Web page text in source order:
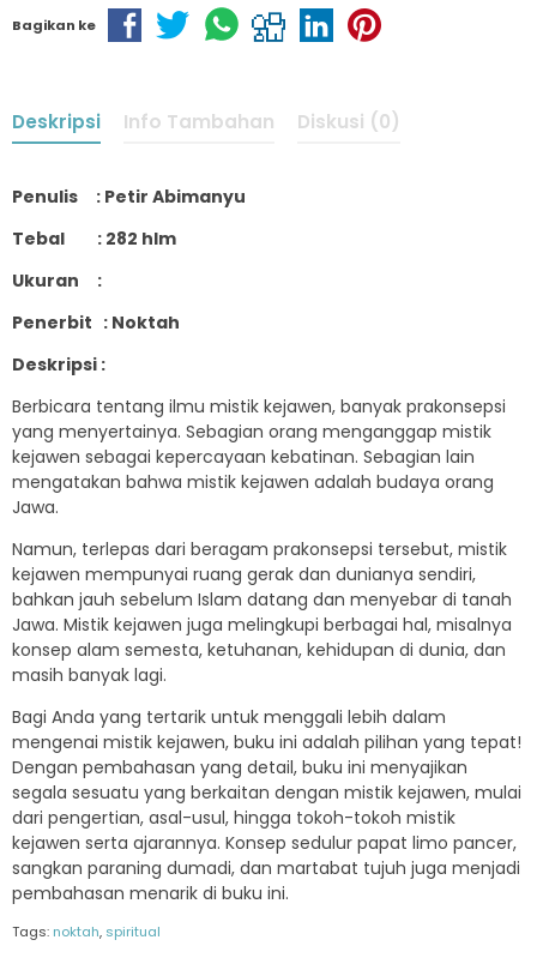
Bagikan ke
Deskripsi Info Tambahan Diskusi (0)
Penulis : Petir Abimanyu
Tebal : 282 hlm
Ukuran :
Penerbit : Noktah
Deskripsi :
Berbicara tentang ilmu mistik kejawen, banyak prakonsepsi
yang menyertainya. Sebagian orang menganggap mistik
kejawen sebagai kepercayaan kebatinan. Sebagian lain
mengatakan bahwa mistik kejawen adalah budaya orang
Jawa.
Namun, terlepas dari beragam prakonsepsi tersebut, mistik
kejawen mempunyai ruang gerak dan dunianya sendiri,
bahkan jauh sebelum Islam datang dan menyebar di tanah
Jawa. Mistik kejawen juga melingkupi berbagai hal, misalnya
konsep alam semesta, ketuhanan, kehidupan di dunia, dan
masih banyak lagi.
Bagi Anda yang tertarik untuk menggali lebih dalam
mengenai mistik kejawen, buku ini adalah pilihan yang tepat!
Dengan pembahasan yang detail, buku ini menyajikan
segala sesuatu yang berkaitan dengan mistik kejawen, mulai
dari pengertian, asal-usul, hingga tokoh-tokoh mistik
kejawen serta ajarannya. Konsep sedulur papat limo pancer,
sangkan paraning dumadi, dan martabat tujuh juga menjadi
pembahasan menarik di buku ini.
Tags: noktah, spiritual